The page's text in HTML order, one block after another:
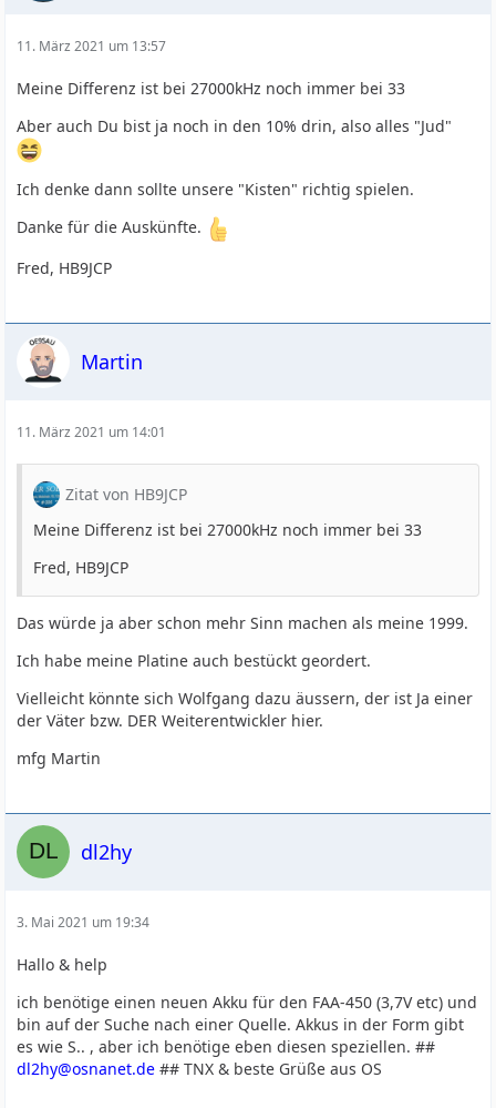
11. März 2021 um 13:57
Meine Differenz ist bei 27000kHz noch immer bei 33
Aber auch Du bist ja noch in den 10% drin, also alles "Jud"
Ich denke dann sollte unsere "Kisten" richtig spielen.
Danke für die Auskünfte.
Fred, HB9JCP
Martin
11. März 2021 um 14:01
Zitat von HB9JCP
Meine Differenz ist bei 27000kHz noch immer bei 33
Fred, HB9JCP
Das würde ja aber schon mehr Sinn machen als meine 1999.
Ich habe meine Platine auch bestückt geordert.
Vielleicht könnte sich Wolfgang dazu äussern, der ist Ja einer
der Väter bzw. DER Weiterentwickler hier.
mfg Martin
dl2hy
3. Mai 2021 um 19:34
Hallo & help
ich benötige einen neuen Akku für den FAA-450 (3,7V etc) und
bin auf der Suche nach einer Quelle. Akkus in der Form gibt
es wie S.. , aber ich benötige eben diesen speziellen. ##
dl2hy@osnanet.de ## TNX & beste Grüße aus OS